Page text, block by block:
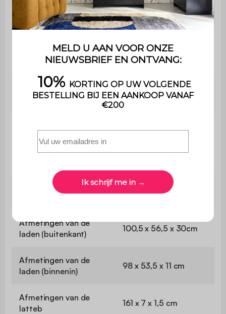
Afmetingen van de
lattenbodem
202 x 162cm
lattenbodem en de
rand van het bed
3,5 cm
Slaaphoogte (zonder
matras)
30 cm
slaapgedeelte en de
Afmetingen van het
hoofdbord
170,5 x 50 cm
Afmetingen van de
laden (buitenkant)
100,5 x 56,5 x 30cm
Afmetingen van de
laden (binnenin)
98 x 53,5 x 11 cm
Afmetingen van de
latteb
161 x 7 x 1,5 cm